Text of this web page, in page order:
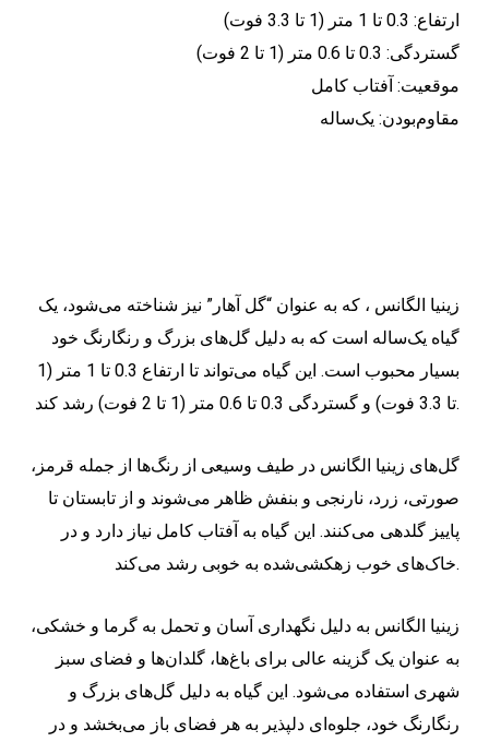
ارتفاع: 0.3 تا 1 متر (1 تا 3.3 فوت)
گستردگی: 0.3 تا 0.6 متر (1 تا 2 فوت)
موقعیت: آفتاب کامل
مقاوم‌بودن: یک‌ساله
زینیا الگانس ، که به عنوان “گل آهار” نیز شناخته می‌شود، یک
گیاه یک‌ساله است که به دلیل گل‌های بزرگ و رنگارنگ خود
بسیار محبوب است. این گیاه می‌تواند تا ارتفاع 0.3 تا 1 متر (1
تا 3.3 فوت) و گستردگی 0.3 تا 0.6 متر (1 تا 2 فوت) رشد کند.
گل‌های زینیا الگانس در طیف وسیعی از رنگ‌ها از جمله قرمز،
صورتی، زرد، نارنجی و بنفش ظاهر می‌شوند و از تابستان تا
پاییز گلدهی می‌کنند. این گیاه به آفتاب کامل نیاز دارد و در
خاک‌های خوب زهکشی‌شده به خوبی رشد می‌کند.
زینیا الگانس به دلیل نگهداری آسان و تحمل به گرما و خشکی،
به عنوان یک گزینه عالی برای باغ‌ها، گلدان‌ها و فضای سبز
شهری استفاده می‌شود. این گیاه به دلیل گل‌های بزرگ و
رنگارنگ خود، جلوه‌ای دلپذیر به هر فضای باز می‌بخشد و در